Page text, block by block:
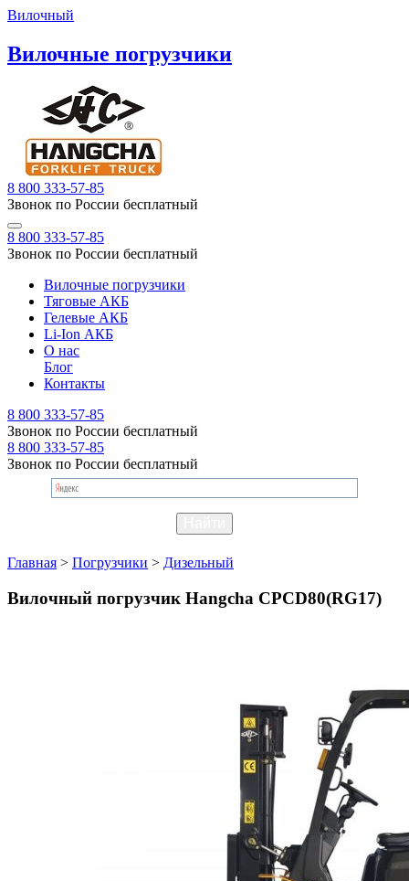
Вилочный
Вилочные погрузчики
8 800 333-57-85
Звонок по России бесплатный
8 800 333-57-85
Звонок по России бесплатный
Вилочные погрузчики
Тяговые АКБ
Гелевые АКБ
Li-Ion АКБ
О нас
Блог
Контакты
8 800 333-57-85
Звонок по России бесплатный
8 800 333-57-85
Звонок по России бесплатный
Главная > Погрузчики > Дизельный
Вилочный погрузчик Hangcha CPCD80(RG17)